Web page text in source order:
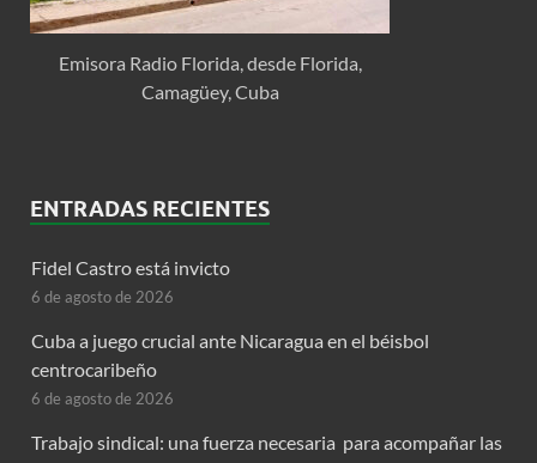
Emisora Radio Florida, desde Florida,
Camagüey, Cuba
ENTRADAS RECIENTES
Fidel Castro está invicto
6 de agosto de 2026
Cuba a juego crucial ante Nicaragua en el béisbol
centrocaribeño
6 de agosto de 2026
Trabajo sindical: una fuerza necesaria para acompañar las